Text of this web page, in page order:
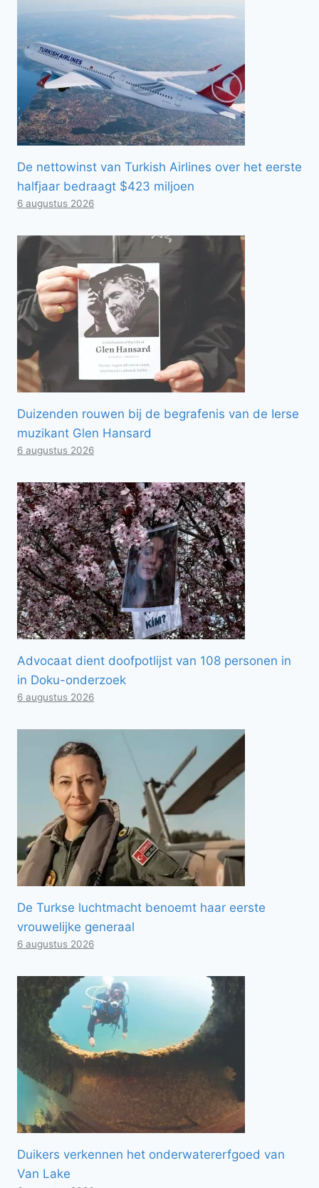
De nettowinst van Turkish Airlines over het eerste
halfjaar bedraagt ​​$423 miljoen
6 augustus 2026
Duizenden rouwen bij de begrafenis van de Ierse
muzikant Glen Hansard
6 augustus 2026
Advocaat dient doofpotlijst van 108 personen in
in Doku-onderzoek
6 augustus 2026
De Turkse luchtmacht benoemt haar eerste
vrouwelijke generaal
6 augustus 2026
Duikers verkennen het onderwatererfgoed van
Van Lake